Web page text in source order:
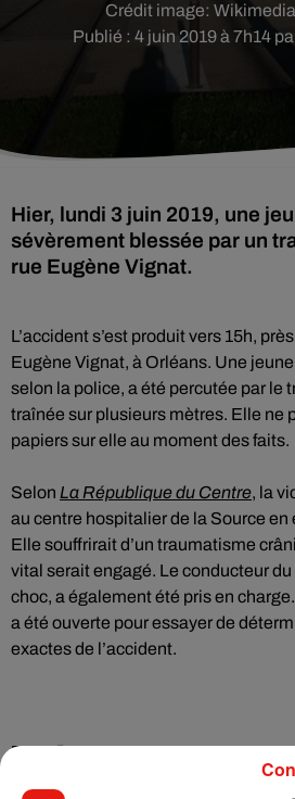
Publié : 4 juin 2019 à 7h14
Crédit image:
Hier, lundi 3 juin 2019, une
sévèrement blessée par un
rue Eugène Vignat.
L’accident s’est produit vers 15h,
Eugène Vignat, à Orléans. Une
selon la police, a été percutée par le
traînée sur plusieurs mètres. Elle ne
papiers sur elle au moment des faits.
Selon La République du Centre, la
au centre hospitalier de la Source en
Elle souffrirait d’un traumatisme
vital serait engagé. Le conducteur
choc, a également été pris en
a été ouverte pour essayer de
exactes de l’accident.
Musique